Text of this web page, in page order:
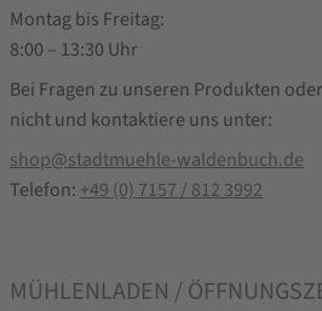
Montag bis Freitag:
8:00 – 13:30 Uhr
Bei Fragen zu unseren Produkten
nicht und kontaktiere uns unter:
shop@stadtmuehle-waldenbuch.de
Telefon: +49 (0) 7157 / 812 3992
MÜHLENLADEN /